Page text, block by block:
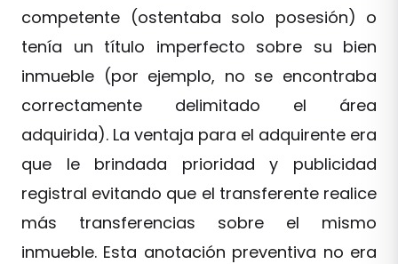
competente (ostentaba solo posesión) o
tenía un título imperfecto sobre su bien
inmueble (por ejemplo, no se encontraba
correctamente delimitado el área
adquirida). La ventaja para el adquirente era
que le brindada prioridad y publicidad
registral evitando que el transferente realice
más transferencias sobre el mismo
inmueble. Esta anotación preventiva no era